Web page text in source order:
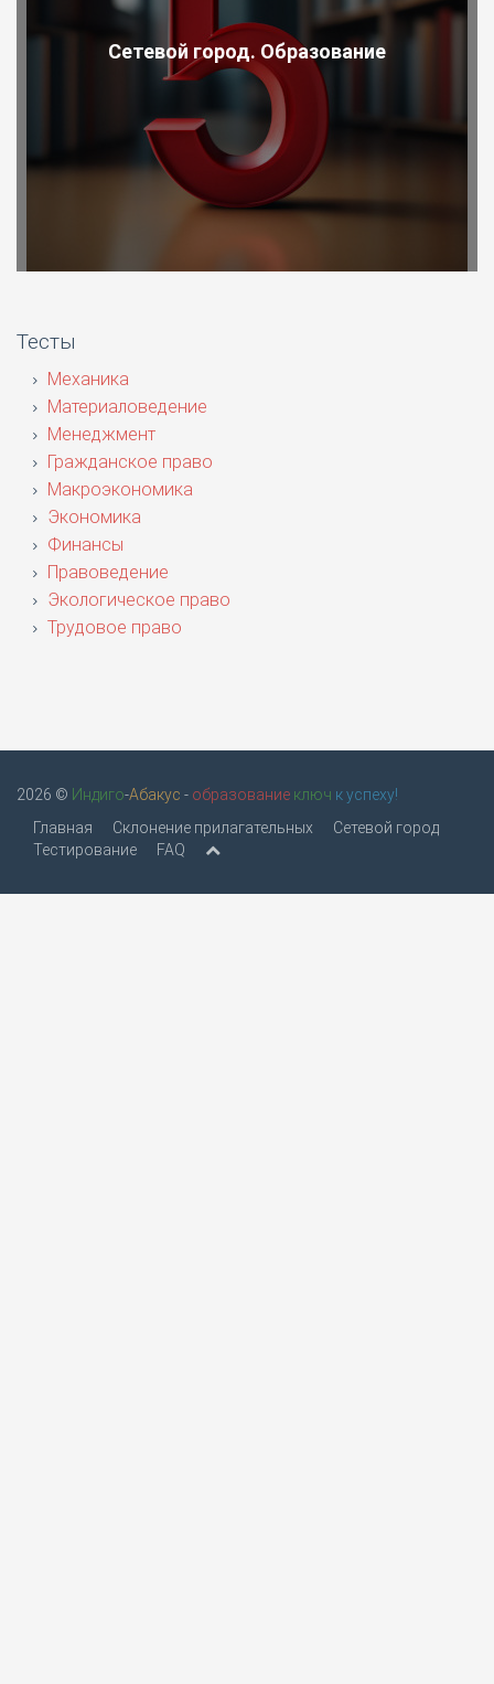
Сетевой город. Образование
Тесты
Механика
Материаловедение
Менеджмент
Гражданское право
Макроэкономика
Экономика
Финансы
Правоведение
Экологическое право
Трудовое право
2026 © Индиго-Абакус - образование ключ к успеху!
Главная
Склонение прилагательных
Сетевой город
Тестирование
FAQ